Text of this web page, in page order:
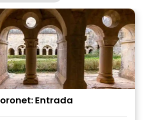
Entrada